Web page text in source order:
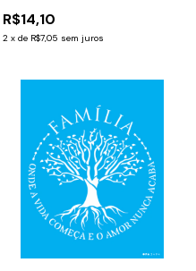
R$14,10
2 x de R$7,05 sem juros